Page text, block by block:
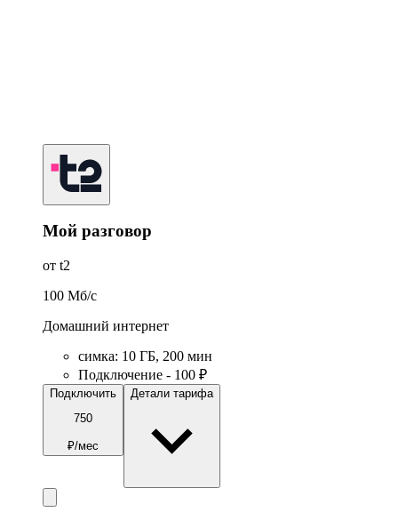
Мой разговор
от t2
100 Мб/c
Домашний интернет
симка: 10 ГБ, 200 мин
Подключение - 100 ₽
Подключить
750
₽/мес
Детали тарифа